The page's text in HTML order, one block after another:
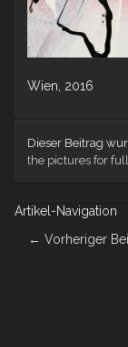
Wien, 2016
Dieser Beitrag
the pictures for
Artikel-Navigation
← Vorheriger